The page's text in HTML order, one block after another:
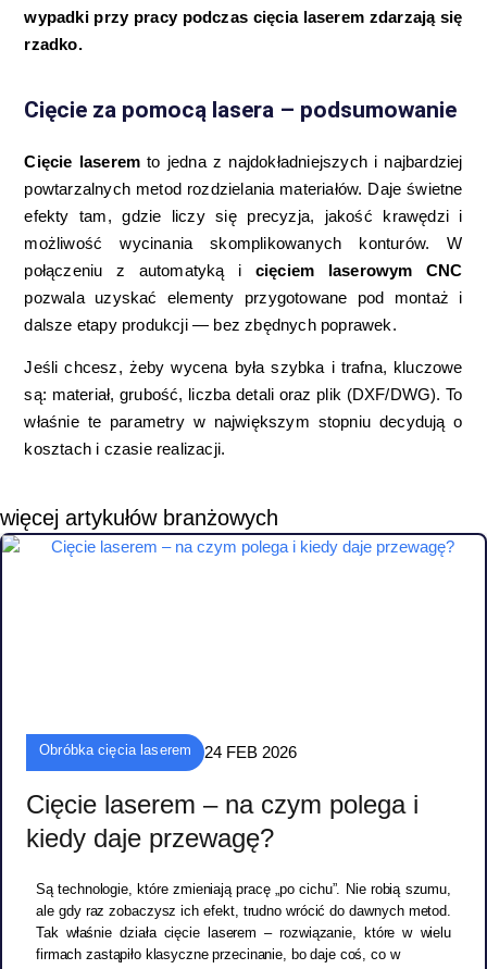
wypadki przy pracy podczas cięcia laserem zdarzają się
rzadko.
Cięcie za pomocą lasera – podsumowanie
Cięcie laserem to jedna z najdokładniejszych i najbardziej
powtarzalnych metod rozdzielania materiałów. Daje świetne
efekty tam, gdzie liczy się precyzja, jakość krawędzi i
możliwość wycinania skomplikowanych konturów. W
połączeniu z automatyką i cięciem laserowym CNC
pozwala uzyskać elementy przygotowane pod montaż i
dalsze etapy produkcji — bez zbędnych poprawek.
Jeśli chcesz, żeby wycena była szybka i trafna, kluczowe
są: materiał, grubość, liczba detali oraz plik (DXF/DWG). To
właśnie te parametry w największym stopniu decydują o
kosztach i czasie realizacji.
więcej artykułów branżowych
Obróbka cięcia laserem 24 FEB 2026
Cięcie laserem – na czym polega i
kiedy daje przewagę?
Są technologie, które zmieniają pracę „po cichu”. Nie robią szumu,
ale gdy raz zobaczysz ich efekt, trudno wrócić do dawnych metod.
Tak właśnie działa cięcie laserem – rozwiązanie, które w wielu
firmach zastąpiło klasyczne przecinanie, bo daje coś, co w